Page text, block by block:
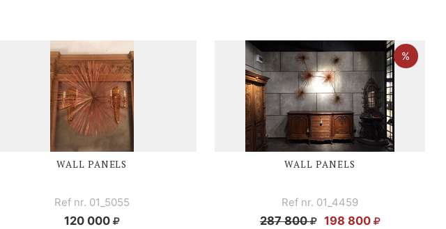
WALL PANELS
Ref nr. 01_5055
120 000
WALL PANELS
Ref nr. 01_4459
287 800 198 800